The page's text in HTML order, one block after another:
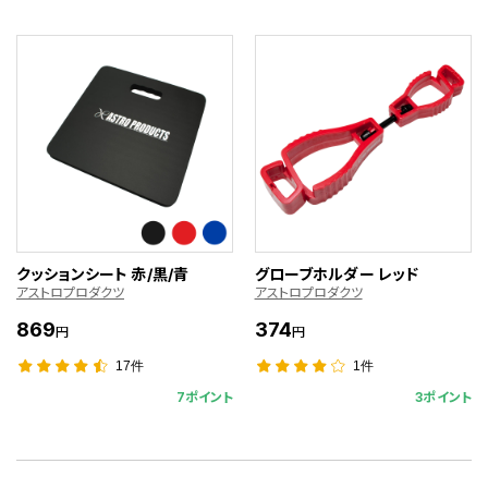
クッションシート 赤/黒/青
アストロプロダクツ
869円
17件
7ポイント
グローブホルダー レッド
アストロプロダクツ
374円
1件
3ポイント